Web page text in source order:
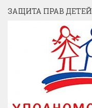
ЗАЩИТА ПРАВ ДЕТЕЙ